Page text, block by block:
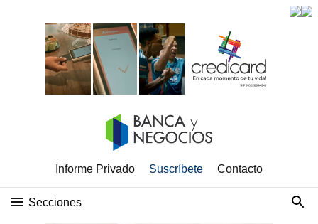
Informe Privado Suscríbete Contacto
Secciones